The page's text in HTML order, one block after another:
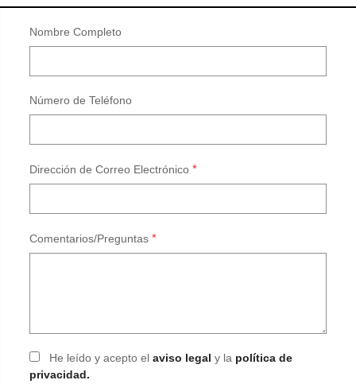
Nombre Completo
Número de Teléfono
Dirección de Correo Electrónico *
Comentarios/Preguntas *
He leído y acepto el aviso legal y la política de
privacidad.